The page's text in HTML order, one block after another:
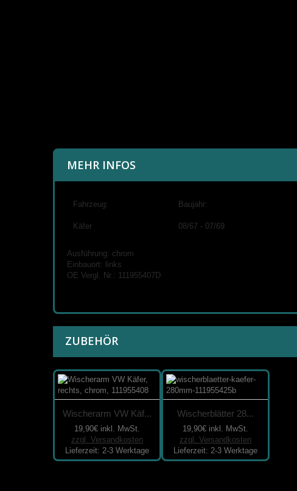
MEHR INFOS
Fahrzeug: Baujahr:
Käfer 08/67 - 07/69
Ausführung: chrom
Einbauort: links
OE Vergl. Nr.: 111955407D
ZUBEHÖR
Wischerarm VW Käf...
19,90€ inkl. MwSt.
zzgl. Versandkosten
Lieferzeit: 2-3 Werktage
Wischerblätter 28...
19,90€ inkl. MwSt.
zzgl. Versandkosten
Lieferzeit: 2-3 Werktage